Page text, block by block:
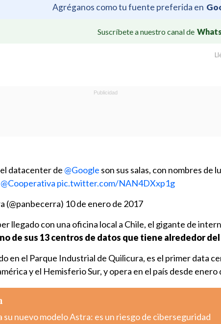
Agréganos como tu fuente preferida en
Suscríbete a nuestro canal de
datacenter de @Google son sus salas, con nombres de
@Cooperativa pic.twitter.com/NAN4DXxp1g
(@panbecerra) 10 de enero de 2017
llegado con una oficina local a Chile, el gigante de
de sus 13 centros de datos que tiene alrededor
en el Parque Industrial de Quilicura, es el primer data
y el Hemisferio Sur, y opera en el país desde enero
su nuevo modelo Astra: es un riesgo de ciberseguridad